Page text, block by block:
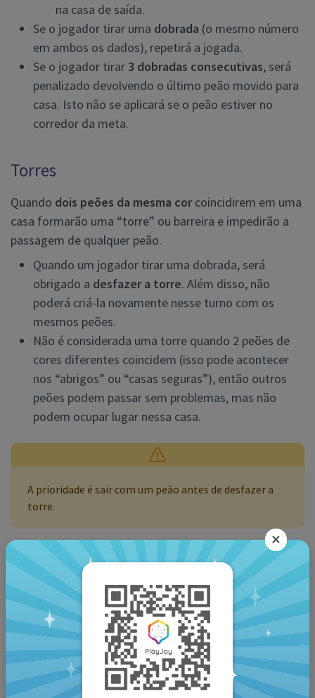
×
na casa de saída.
Se o jogador tirar uma dobrada (o mesmo número
em ambos os dados), repetirá a jogada.
Se o jogador tirar 3 dobradas consecutivas, será
penalizado devolvendo o último peão movido para
casa. Isto não se aplicará se o peão estiver no
corredor da meta.
Torres
Quando dois peões da mesma corcoincidirem em uma
casa formarão uma “torre” ou barreira e impedirão a
passagem de qualquer peão.
Quando um jogador tirar uma dobrada, será
obrigado a desfazer a torre. Além disso, não
poderá criá-la novamente nesse turno com os
mesmos peões.
Não é considerada uma torre quando 2 peões de
cores diferentes coincidem (isso pode acontecer
nos “abrigos” ou “casas seguras”), então outros
peões podem passar sem problemas, mas não
podem ocupar lugar nessa casa.
A prioridade é sair com um peão antes de desfazer a
torre.
Capturar peões
Um jogador poderá “capturar” ou “comer” um peão de
outra cor se ele cair na mesma casa. O peão capturado
voltará à casa e deverá começar de novo.
O jogador que capturar um peão deverá mover20
casascom qualquer um dos seus peões em jogo